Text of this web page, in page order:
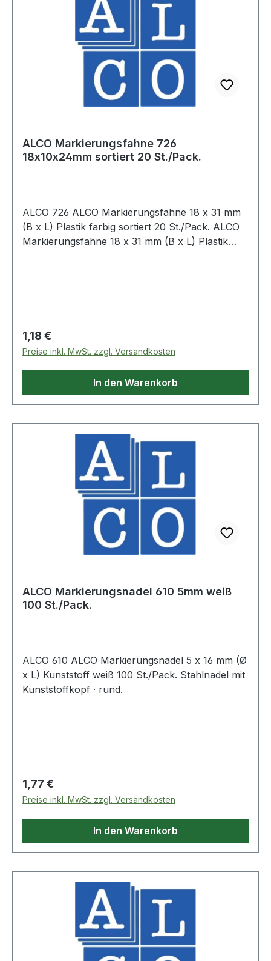
ALCO Markierungsfahne 726
18x10x24mm sortiert 20 St./Pack.
ALCO 726 ALCO Markierungsfahne 18 x 31 mm
(B x L) Plastik farbig sortiert 20 St./Pack. ALCO
Markierungsfahne 18 x 31 mm (B x L) Plastik
Regulärer Preis:
1,18 €
Preise inkl. MwSt. zzgl. Versandkosten
In den Warenkorb
ALCO Markierungsnadel 610 5mm weiß
100 St./Pack.
ALCO 610 ALCO Markierungsnadel 5 x 16 mm (Ø
x L) Kunststoff weiß 100 St./Pack. Stahlnadel mit
Kunststoffkopf · rund.
Regulärer Preis:
1,77 €
Preise inkl. MwSt. zzgl. Versandkosten
In den Warenkorb